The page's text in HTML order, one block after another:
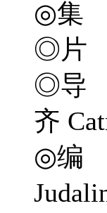
◎
◎片
◎导
齐
◎编